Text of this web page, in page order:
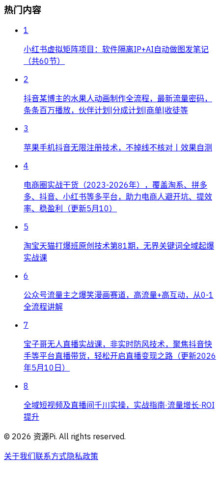
热门内容
1
小红书虚拟矩阵项目：软件隔离IP+AI自动做图发笔记
（共60节）
2
抖音某博主的水果人动画制作全流程，最新流量密码，
条条百万播放，伙伴计划|分成计划|商单|收徒等
3
苹果手机抖音无限注册技术，不掉线不核对丨效果自测
4
电商圈实战干货（2023-2026年），覆盖淘系、拼多
多、抖音、小红书等多平台，助力电商人避开坑、提效
率、稳盈利（更新5月10）
5
淘宝天猫打爆班原创技术第81期，无界关键词全域起爆
实战课
6
公众号流量主之爆笑漫画赛道，高流量+高互动，从0-1
全流程讲解
7
宝子哥无人直播实战课，非实时防风技术，聚焦抖音快
手等平台直播带货，轻松开启直播变现之路（更新2026
年5月10日）
8
全域短视频及直播间千川实操，实战指南·流量增长·ROI
提升
© 2026 资源Pi. All rights reserved.
关于我们联系方式隐私政策